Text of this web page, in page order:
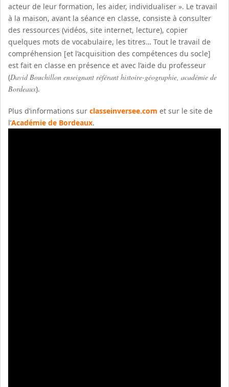
acteur de leur formation, les aider, individualiser ». Le travail
à la maison, avant la séance en classe, consiste à consulter
des ressources (vidéos, site internet, lecture), copier
quelques mots de vocabulaire, les titres… Tout le travail de
compréhension [et l’acquisition des compétences du socle]
est fait en classe en présence et avec l’aide du professeur
(David Bouchillon enseignant référant histoire-géographie, académie de
Bordeaux).
Plus d’informations surclasseinversee.com et sur le site de
l’Académie de Bordeaux.